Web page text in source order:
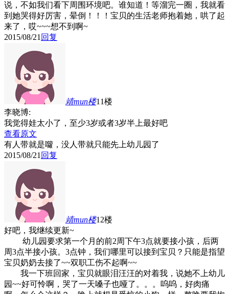
说，不如我们看下周围环境吧。谁知道！等溜完一圈，我就看
到她哭得好厉害，晕倒！！！宝贝的生活老师抱着她，哄了起
来了，哎~~~想不到啊~
2015/08/21 回复
靖mun楼11楼
李晓博:
我觉得娃太小了，至少3岁或者3岁半上最好吧
查看原文
有人带就是囖，没人带就只能先上幼儿园了
2015/08/21 回复
靖mun楼12楼
好吧，我继续更新~
幼儿园要求第一个月的前2周下午3点就要接小孩，后两
周3点半接小孩。3点钟，我们哪里可以接到宝贝？只能是指望
宝贝奶奶去接了~~双职工伤不起啊~~
我一下班回家，宝贝就眼泪汪汪的对着我，说她不上幼儿
园~~好可怜啊，哭了一天嗓子也哑了。。。呜呜，好肉痛